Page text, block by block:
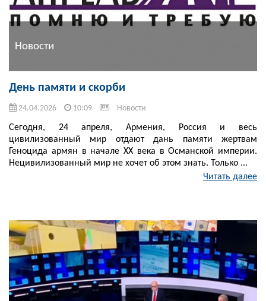
Новости
День памяти и скорби
24.04.2026 10:09 Новости
Сегодня, 24 апреля, Армения, Россия и весь
цивилизованный мир отдают дань памяти жертвам
Геноцида армян в начале XX века в Османской империи.
Нецивилизованный мир не хочет об этом знать. Только ...
Читать далее